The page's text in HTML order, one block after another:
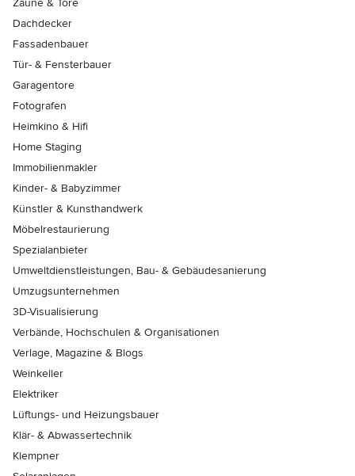
Zäune & Tore
Dachdecker
Fassadenbauer
Tür- & Fensterbauer
Garagentore
Fotografen
Heimkino & Hifi
Home Staging
Immobilienmakler
Kinder- & Babyzimmer
Künstler & Kunsthandwerk
Möbelrestaurierung
Spezialanbieter
Umweltdienstleistungen, Bau- & Gebäudesanierung
Umzugsunternehmen
3D-Visualisierung
Verbände, Hochschulen & Organisationen
Verlage, Magazine & Blogs
Weinkeller
Elektriker
Lüftungs- und Heizungsbauer
Klär- & Abwassertechnik
Klempner